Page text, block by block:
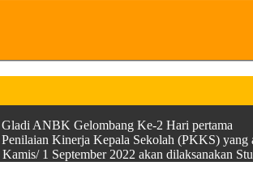
Gladi ANBK Gelombang Ke-2 Hari pertama
Penilaian Kinerja Kepala Sekolah (PKKS)
Kamis/ 1 September 2022 akan dilaksanakan